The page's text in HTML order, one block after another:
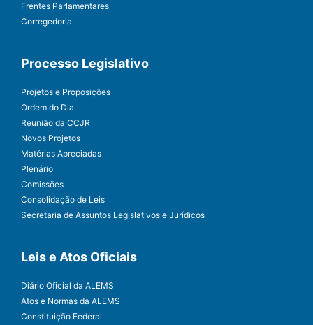
Frentes Parlamentares
Corregedoria
Processo Legislativo
Projetos e Proposições
Ordem do Dia
Reunião da CCJR
Novos Projetos
Matérias Apreciadas
Plenário
Comissões
Consolidação de Leis
Secretaria de Assuntos Legislativos e Jurídicos
Leis e Atos Oficiais
Diário Oficial da ALEMS
Atos e Normas da ALEMS
Constituição Federal